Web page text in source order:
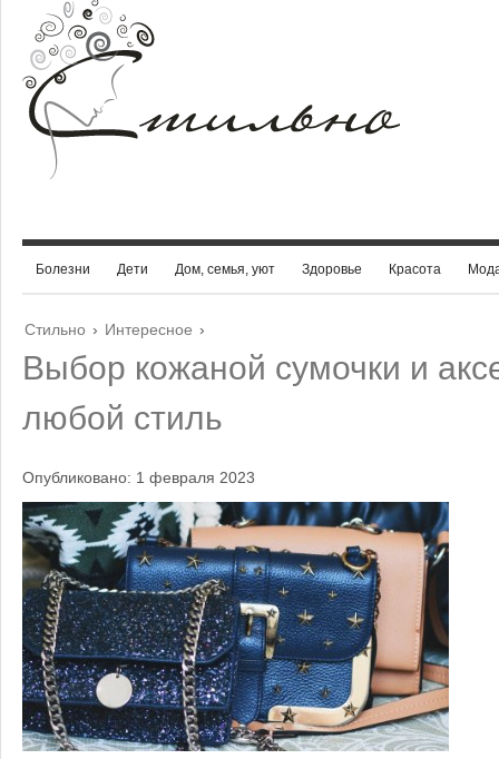
Болезни Дети Дом, семья, уют Здоровье Красота
Стильно › Интересное ›
Выбор кожаной сумочки и
любой стиль
Опубликовано: 1 февраля 2023